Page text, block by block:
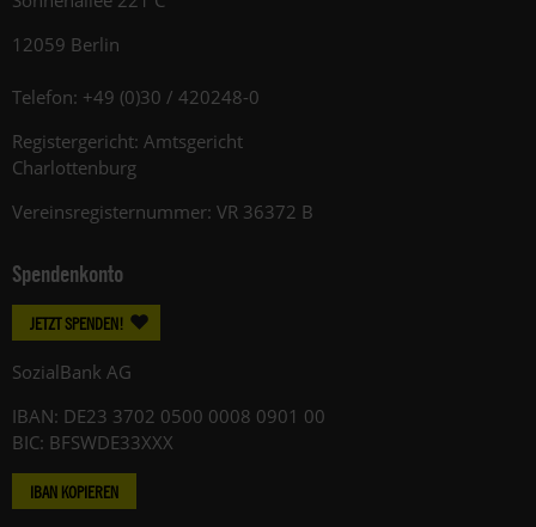
12059 Berlin
Telefon: +49 (0)30 / 420248-0
Registergericht: Amtsgericht
Charlottenburg
Vereinsregisternummer: VR 36372 B
Spendenkonto
JETZT SPENDEN!
SozialBank AG
IBAN: DE23 3702 0500 0008 0901 00
BIC: BFSWDE33XXX
IBAN KOPIEREN